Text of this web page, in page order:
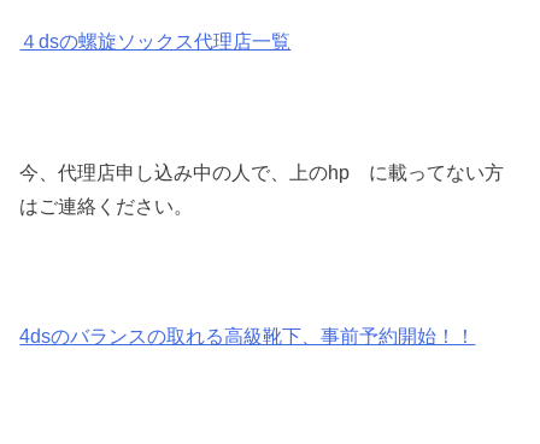
４dsの螺旋ソックス代理店一覧
今、代理店申し込み中の人で、上のhp に載ってない方
はご連絡ください。
4dsのバランスの取れる高級靴下、事前予約開始！！